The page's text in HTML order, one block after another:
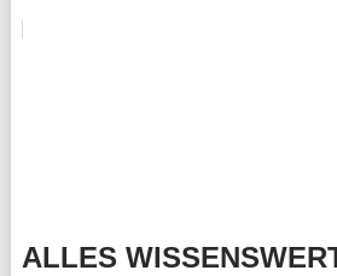
ALLES